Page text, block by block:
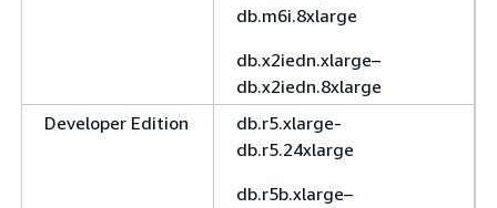
db.m6i.8xlarge
db.x2iedn.xlarge–
db.x2iedn.8xlarge
Developer Edition
db.r5.xlarge-
db.r5.24xlarge
db.r5b.xlarge–